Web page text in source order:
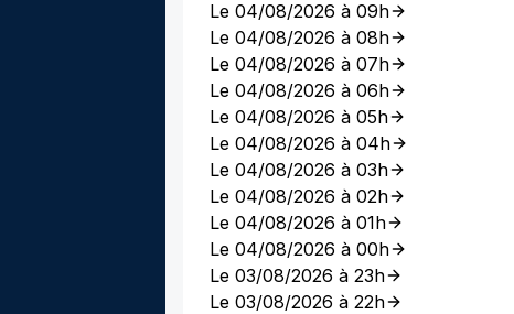
Le 04/08/2026 à 09h
Le 04/08/2026 à 08h
Le 04/08/2026 à 07h
Le 04/08/2026 à 06h
Le 04/08/2026 à 05h
Le 04/08/2026 à 04h
Le 04/08/2026 à 03h
Le 04/08/2026 à 02h
Le 04/08/2026 à 01h
Le 04/08/2026 à 00h
Le 03/08/2026 à 23h
Le 03/08/2026 à 22h